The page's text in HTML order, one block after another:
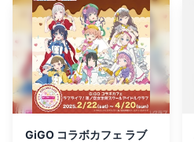
GiGO コラボカフェ ラブ